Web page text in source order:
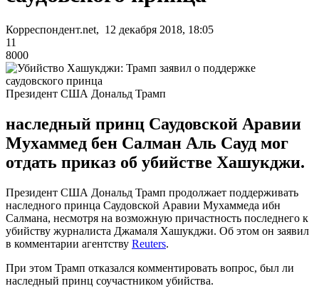
Корреспондент.net, 12 декабря 2018, 18:05
11
8000
Президент США Дональд Трамп
наследный принц Саудовской Аравии
Мухаммед бен Салман Аль Сауд мог
отдать приказ об убийстве Хашукджи.
Президент США Дональд Трамп продолжает поддерживать
наследного принца Саудовской Аравии Мухаммеда ибн
Салмана, несмотря на возможную причастность последнего к
убийству журналиста Джамаля Хашукджи. Об этом он заявил
в комментарии агентству Reuters.
При этом Трамп отказался комментировать вопрос, был ли
наследный принц соучастником убийства.